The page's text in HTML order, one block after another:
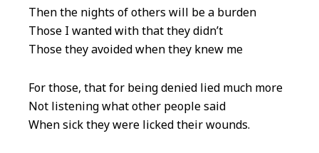
Then the nights of others will be a burden
Those I wanted with that they didn’t
Those they avoided when they knew me
For those, that for being denied lied much more
Not listening what other people said
When sick they were licked their wounds.